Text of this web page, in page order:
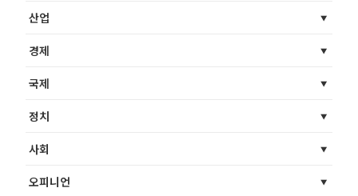
산업
경제
국제
정치
사회
오피니언